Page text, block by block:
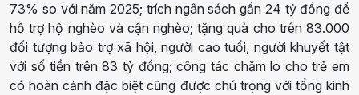
73% so với năm 2025; trích ngân sách gần 24 tỷ đồng để
hỗ trợ hộ nghèo và cận nghèo; tặng quà cho trên 83.000
đối tượng bảo trợ xã hội, người cao tuổi, người khuyết tật
với số tiền trên 83 tỷ đồng; công tác chăm lo cho trẻ em
có hoàn cảnh đặc biệt cũng được chú trọng với tổng kinh